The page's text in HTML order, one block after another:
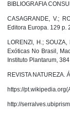
BIBLIOGRAFIA
CASAGRANDE, V.;
Editora Europa. 129 p.
LORENZI, H.;
Exóticas No Brasil,
Instituto Plantarum,
REVISTA NATUREZA.
https://
http://